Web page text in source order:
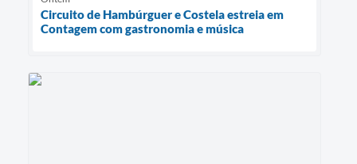
Circuito de Hambúrguer e Costela estreia em
Contagem com gastronomia e música